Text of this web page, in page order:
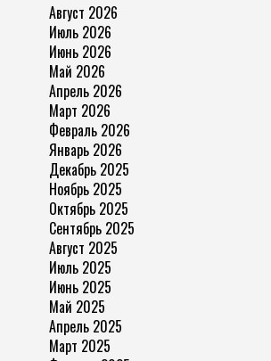
Август 2026
Июль 2026
Июнь 2026
Май 2026
Апрель 2026
Март 2026
Февраль 2026
Январь 2026
Декабрь 2025
Ноябрь 2025
Октябрь 2025
Сентябрь 2025
Август 2025
Июль 2025
Июнь 2025
Май 2025
Апрель 2025
Март 2025